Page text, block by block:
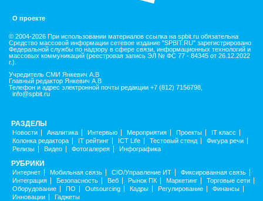
О проекте
© 2004-2026 При использовании материалов ссылка на spbit.ru обязательна
Средство массовой информации сетевое издание "SPBIT.RU" зарегистрировано
Федеральной службы по надзору в сфере связи, информационных технологий и
массовых коммуникаций (реестровая запись ЭЛ № ФС 77 - 84345 от 26.12.2022
г.).
Учредитель СМИ Янкевич А.В
Главный редактор Янкевич А.В
Телефон и адрес электронной почты редакции +7 (812) 7156798,
info@spbit.ru
РАЗДЕЛЫ
Новости Аналитика Интервью Мероприятия Проекты
IT класс
Колонка редактора
IT рейтинг ICT Life Тестовый стенд
Фигура речи
Релизы
Видео Фотогалерея Инфографика
РУБРИКИ
Интернет Мобильная связь CIO/Управление ИТ
Фиксированная связь
Интеграция
Безопасность Веб Рынок ПК Маркетинг
Торговые сети
Оборудование
ПО Outsourcing Кадры Регулирование
Финансы
Инновации
Гаджеты